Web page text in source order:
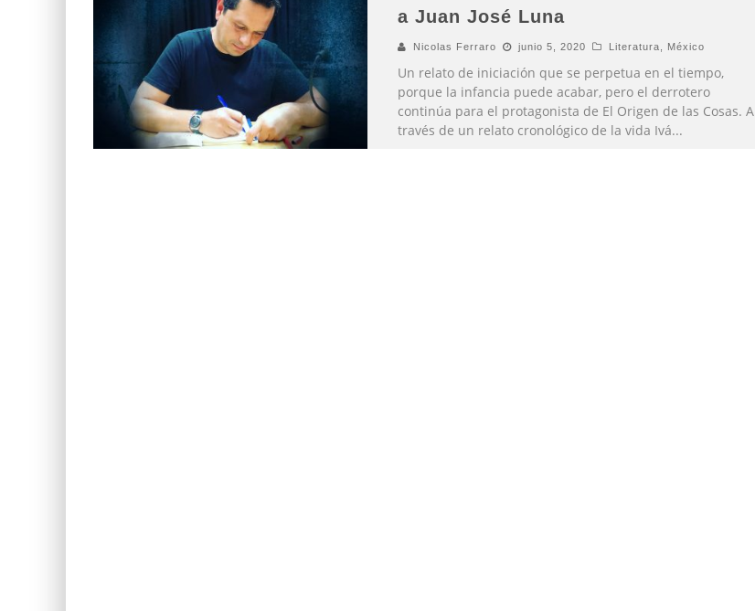
a Juan José Luna
Nicolas Ferraro junio 5, 2020 Literatura México
Un relato de iniciación que se perpetua en el tiempo,
porque la infancia puede acabar, pero el derrotero
continúa para el protagonista de El Origen de las Cosas. A
través de un relato cronológico de la vida Ivá...